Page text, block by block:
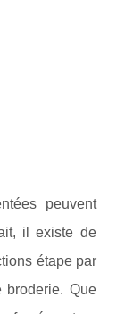
peuvent
il existe de
étape par
broderie. Que